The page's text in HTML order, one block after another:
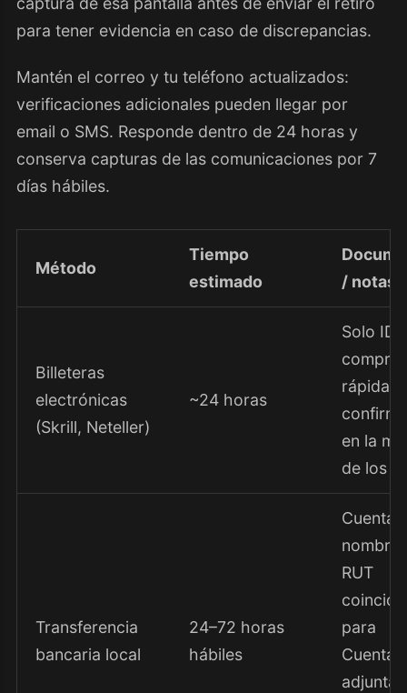
para tener evidencia en caso de discrepancias.
Mantén el correo y tu teléfono actualizados:
verificaciones adicionales pueden llegar por
email o SMS. Responde dentro de 24 horas y
conserva capturas de las comunicaciones por 7
días hábiles.
Método
Tiempo
estimado
/ notas
Billeteras
electrónicas
(Skrill, Neteller)
~24 horas
Solo ID
rápida
en la
de los
Transferencia
bancaria local
24–72 horas
hábiles
Cuenta
nombre
RUT
para
adjuntar